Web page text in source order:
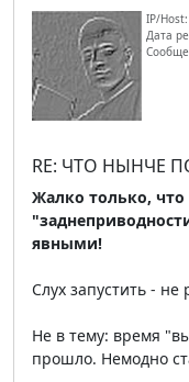
IP/
Дата
RE: ЧТО НЫНЧЕ
Жалко только, что
явными!
Слух запустить - не
Не в тему: время
прошло. Немодно